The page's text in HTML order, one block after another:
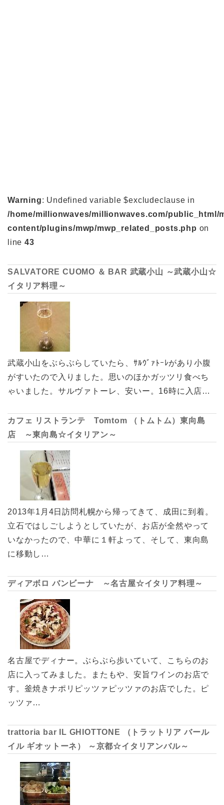
Warning: Undefined variable $excludeclause in
/home/millionwaves/millionwaves.com/public_html/
content/plugins/mwp/mwp_related_posts.php on
line 43
SALVATORE CUOMO ＆ BAR 武蔵小山 ～武蔵小山☆
イタリア料理～
武蔵小山をぶらぶらしていたら、ｻﾙｳﾞｧﾄｰﾚがあり小腹
がすいたので入りました。思いのほかガッツリ食べち
ゃいました。サルヴァトーレ、安いー。16時に入店…
カフェ リストランテ Tomtom （トムトム）東向島
店 ～東向島☆イタリアン～
2013年1月4日訪問札幌から帰ってきて、成田に到着。
立石ではしごしようとしていたが、お店が全然やって
いなかったので、中華に１軒よって、そして、東向島
に移動し…
ディアボロ バンビーナ ～名古屋☆イタリア料理～
名古屋でディナー。ぶらぶら歩いていて、こちらのお
店に入ってみました。またもや、安旨ワインのお店で
す。釜焼きナポリピッツァピッツァのお店でした。ピ
ッツァ…
trattoria bar IL GHIOTTONE （トラットリア バール
イル ギオットーネ） ～京都☆イタリアンバル～